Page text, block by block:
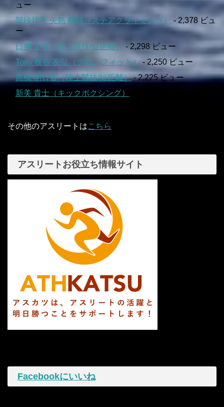
ュー
階段坊主 矢島 昭輝（ステアクライミング）
- 2,378 ビュ
ー
臼井 文音（陸上競技/短距離）- 2,298 ビュー
Tony 板谷 友弘（クロスフィット）- 2,250 ビュー
髙橋 明日香（陸上競技/短距離）- 2,225 ビュー
新美 貴士（キックボクシング）
その他のアスリートはこちら
アスリートお役立ち情報サイト
Facebookにいいね